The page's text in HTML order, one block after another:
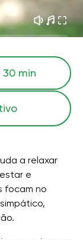
30 min
a relaxar
e
focam no